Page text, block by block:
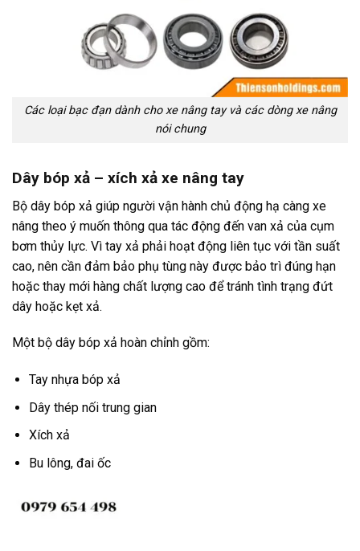
Các loại bạc đạn dành cho xe nâng tay và các dòng xe nâng
nói chung
Dây bóp xả – xích xả xe nâng tay
Bộ dây bóp xả giúp người vận hành chủ động hạ càng xe
nâng theo ý muốn thông qua tác động đến van xả của cụm
bơm thủy lực. Vì tay xả phải hoạt động liên tục với tần suất
cao, nên cần đảm bảo phụ tùng này được bảo trì đúng hạn
hoặc thay mới hàng chất lượng cao để tránh tình trạng đứt
dây hoặc kẹt xả.
Một bộ dây bóp xả hoàn chỉnh gồm:
Tay nhựa bóp xả
Dây thép nối trung gian
Xích xả
Bu lông, đai ốc